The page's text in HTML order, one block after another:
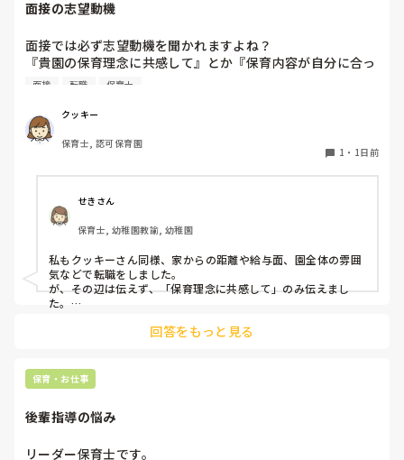
面接の志望動機
面接では必ず志望動機を聞かれますよね？
『貴園の保育理念に共感して』とか『保育内容が自分に合っ
てると思いました』等々が多いかと思いますが、実際はどう
私自身、園の雰囲気とか園の規模、保育内容は勘案しますが
正直なところ、家から通いやすいか、給与はどうか…という
ところに重きを置いています
皆さんは、志望動機をどのように答えていますか？また、本
音はどうですか？
面接 転職 保育士
クッキー
保育士, 認可保育園
1 ・ 1日前
せきさん
保育士, 幼稚園教諭, 幼稚園
私もクッキーさん同様、家からの距離や給与面、園全体の雰囲
気などで転職をしました。
が、その辺は伝えず、「保育理念に共感して」のみ伝えまし
た。
回答をもっと見る
保育・お仕事
後輩指導の悩み
リーダー保育士です。